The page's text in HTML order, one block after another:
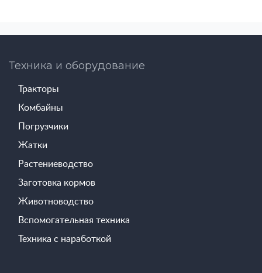
Техника и оборудование
Тракторы
Комбайны
Погрузчики
Жатки
Растениеводство
Заготовка кормов
Животноводство
Вспомогательная техника
Техника с наработкой